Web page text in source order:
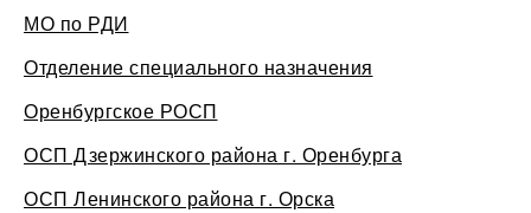
МО по РДИ
Отделение специального назначения
Оренбургское РОСП
ОСП Дзержинского района г. Оренбурга
ОСП Ленинского района г. Орска